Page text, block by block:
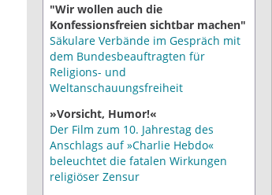
"Wir wollen auch die
Konfessionsfreien sichtbar machen"
Säkulare Verbände im Gespräch mit
dem Bundesbeauftragten für
Religions- und
Weltanschauungsfreiheit
»Vorsicht, Humor!«
Der Film zum 10. Jahrestag des
Anschlags auf »Charlie Hebdo«
beleuchtet die fatalen Wirkungen
religiöser Zensur